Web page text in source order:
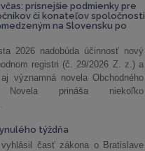
prísnejšie podmienky pre
či konateľov spoločnosti
na Slovensku po
2026 nadobúda účinnosť nový
registri (č. 29/2026 Z. z.) a
významná novela Obchodného
Novela prináša niekoľko
týždňa
časť zákona o Bratislave